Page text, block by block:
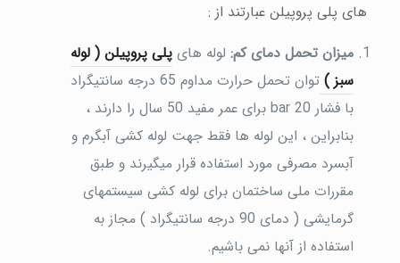
های پلی پروپیلن عبارتند از :
میزان تحمل دمای کم: لوله های پلی پروپیلن ( لوله
سبز )
توان تحمل حرارت مداوم 65 درجه سانتیگراد
با فشار 20 bar برای عمر مفید 50 سال را دارند ،
بنابراین ، این لوله ها فقط جهت لوله کشی آبگرم و
آبسرد مصرفی مورد استفاده قرار میگیرند و طبق
مقررات ملی ساختمان برای لوله کشی سیستمهای
گرمایشی ( دمای 90 درجه سانتیگراد ) مجاز به
استفاده از آنها نمی باشیم.